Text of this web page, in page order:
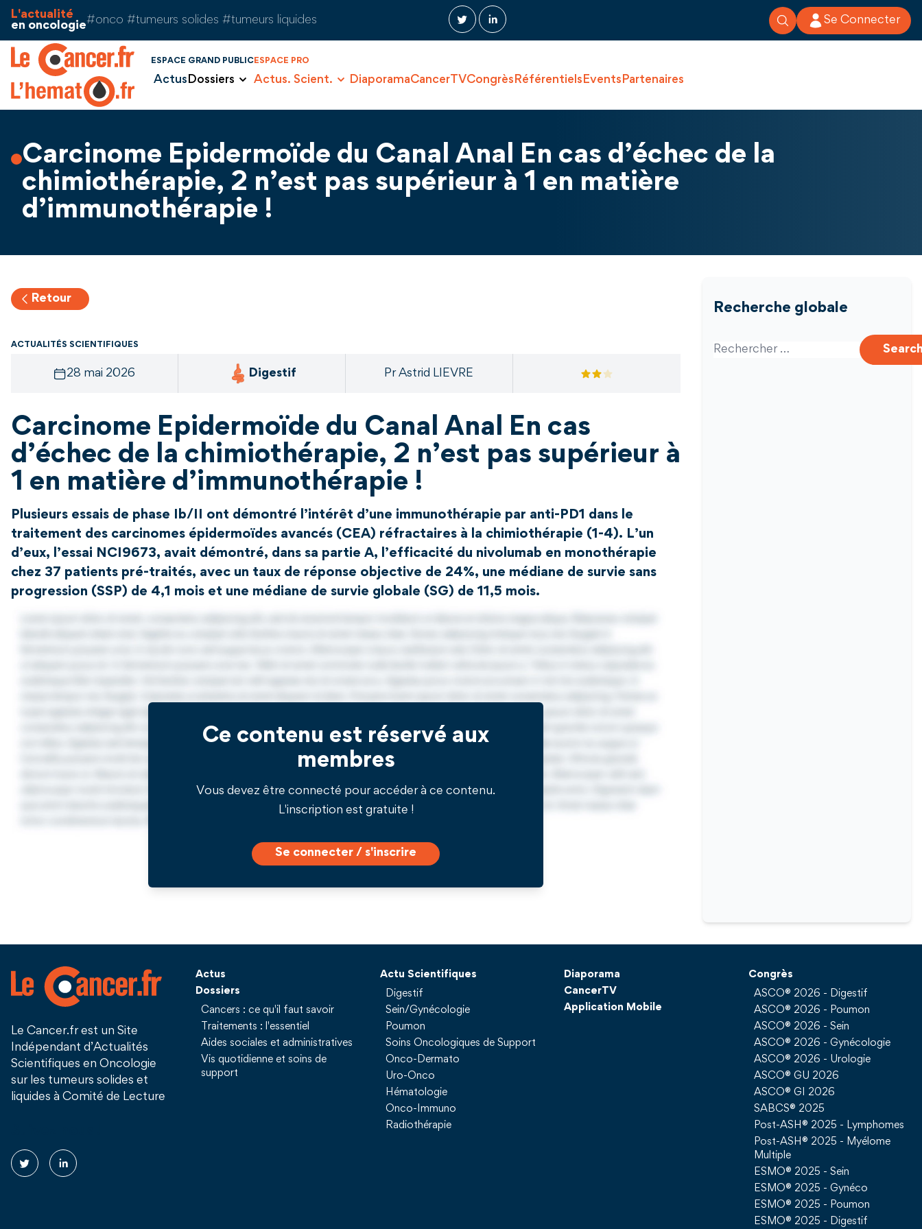
Aller au contenu
L'actualité
en oncologie#onco #tumeurs solides #tumeurs liquides Se Connecter
ESPACE GRAND PUBLIC
ActusDossiers
ESPACE PRO
Actus. Scient. DiaporamaCancerTVCongrèsRéférentielsEventsPartenaires
Carcinome Epidermoïde du Canal Anal En cas d’échec de la
chimiothérapie, 2 n’est pas supérieur à 1 en matière
d’immunothérapie !
Retour
ACTUALITÉS SCIENTIFIQUES
28 mai 2026 Digestif Pr Astrid LIEVRE
Carcinome Epidermoïde du Canal Anal En cas
d’échec de la chimiothérapie, 2 n’est pas supérieur à
1 en matière d’immunothérapie !
Plusieurs essais de phase Ib/II ont démontré l’intérêt d’une immunothérapie par anti-PD1 dans le
traitement des carcinomes épidermoïdes avancés (CEA) réfractaires à la chimiothérapie (1-4). L’un
d’eux, l’essai NCI9673, avait démontré, dans sa partie A, l’efficacité du nivolumab en monothérapie
chez 37 patients pré-traités, avec un taux de réponse objective de 24%, une médiane de survie sans
progression (SSP) de 4,1 mois et une médiane de survie globale (SG) de 11,5 mois.
Ce contenu est réservé aux
membres
Vous devez être connecté pour accéder à ce contenu.
L'inscription est gratuite !
Se connecter / s'inscrire
Recherche globale
Search for:
Le Cancer.fr est un Site
Indépendant d’Actualités
Scientifiques en Oncologie
sur les tumeurs solides et
liquides à Comité de Lecture
Actus
Dossiers
Cancers : ce qu'il faut savoir
Traitements : l'essentiel
Aides sociales et administratives
Vis quotidienne et soins de
support
Actu Scientifiques
Digestif
Sein/Gynécologie
Poumon
Soins Oncologiques de Support
Onco-Dermato
Uro-Onco
Hématologie
Onco-Immuno
Radiothérapie
Diaporama
CancerTV
Application Mobile
Congrès
ASCO® 2026 - Digestif
ASCO® 2026 - Poumon
ASCO® 2026 - Sein
ASCO® 2026 - Gynécologie
ASCO® 2026 - Urologie
ASCO® GU 2026
ASCO® GI 2026
SABCS® 2025
Post-ASH® 2025 - Lymphomes
Post-ASH® 2025 - Myélome
Multiple
ESMO® 2025 - Sein
ESMO® 2025 - Gynéco
ESMO® 2025 - Poumon
ESMO® 2025 - Digestif
Panneau de gestion des cookies